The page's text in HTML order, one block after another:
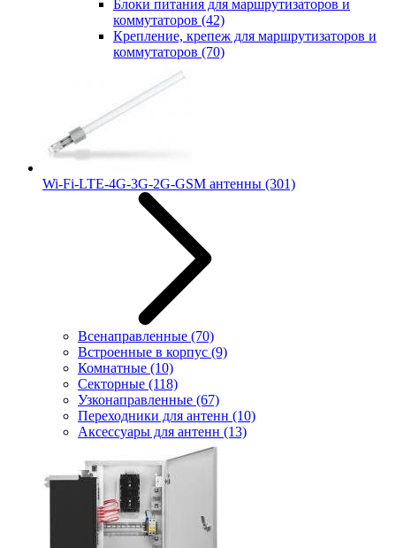
Блоки питания для маршрутизаторов и
коммутаторов (42)
Крепление, крепеж для маршрутизаторов и
коммутаторов (70)
Wi-Fi-LTE-4G-3G-2G-GSM антенны (301)
Всенаправленные (70)
Встроенные в корпус (9)
Комнатные (10)
Секторные (118)
Узконаправленные (67)
Переходники для антенн (10)
Аксессуары для антенн (13)